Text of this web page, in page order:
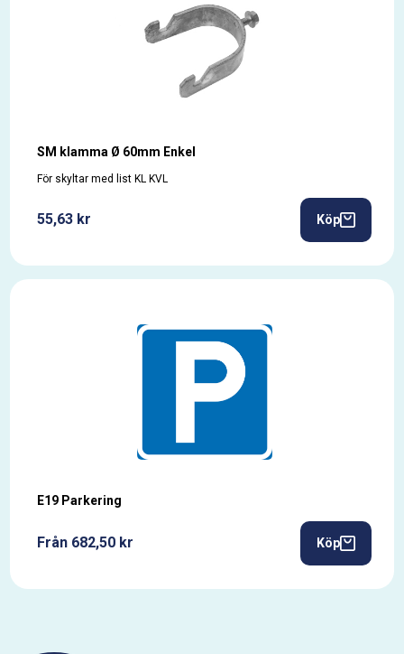
SM klamma Ø 60mm Enkel
För skyltar med list KL KVL
55,63 kr Köp
E19 Parkering
Från 682,50 kr Köp